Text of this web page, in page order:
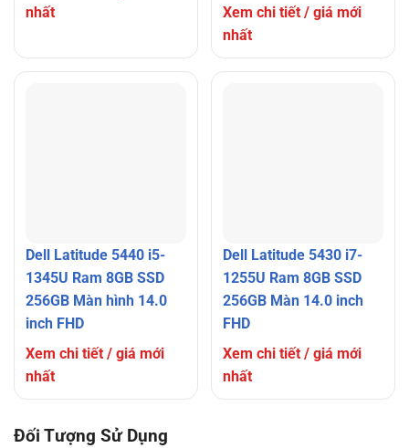
nhất
Xem chi tiết / giá mới
nhất
Dell Latitude 5440 i5-
1345U Ram 8GB SSD
256GB Màn hình 14.0
inch FHD
Xem chi tiết / giá mới
nhất
Dell Latitude 5430 i7-
1255U Ram 8GB SSD
256GB Màn 14.0 inch
FHD
Xem chi tiết / giá mới
nhất
Đối Tượng Sử Dụng